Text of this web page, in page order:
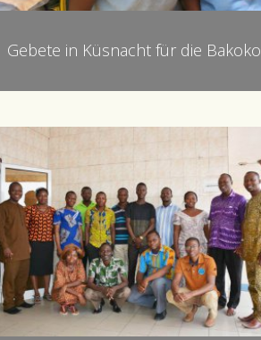
Gebete in Küsnacht für die Bakoko